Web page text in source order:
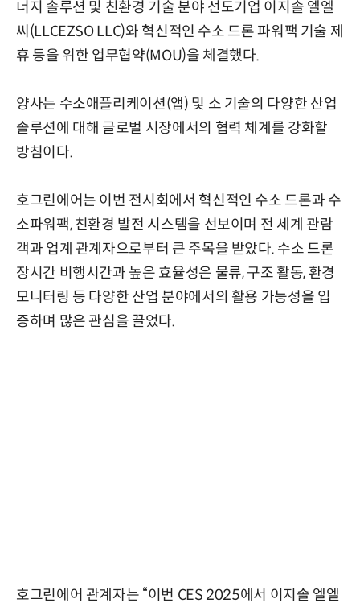
너지 솔루션 및 친환경 기술 분야 선도기업 이지솔 엘엘
씨(LLCEZSO LLC)와 혁신적인 수소 드론 파워팩 기술 제
휴 등을 위한 업무협약(MOU)을 체결했다.
양사는 수소애플리케이션(앱) 및 소 기술의 다양한 산업
솔루션에 대해 글로벌 시장에서의 협력 체계를 강화할
방침이다.
호그린에어는 이번 전시회에서 혁신적인 수소 드론과 수
소파워팩, 친환경 발전 시스템을 선보이며 전 세계 관람
객과 업계 관계자으로부터 큰 주목을 받았다. 수소 드론
장시간 비행시간과 높은 효율성은 물류, 구조 활동, 환경
모니터링 등 다양한 산업 분야에서의 활용 가능성을 입
증하며 많은 관심을 끌었다.
호그린에어 관계자는 “이번 CES 2025에서 이지솔 엘엘